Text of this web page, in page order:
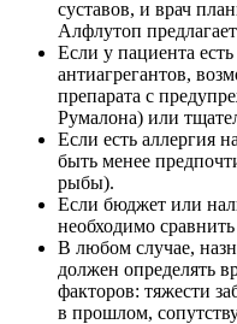
суставов, и врач
Алфлутоп
Если у пациента
антиагрегантов,
препарата с
Румалона) или
Если есть аллергия
быть менее
рыбы).
Если бюджет или
необходимо
В любом случае,
должен определять
факторов: тяжести
в прошлом,